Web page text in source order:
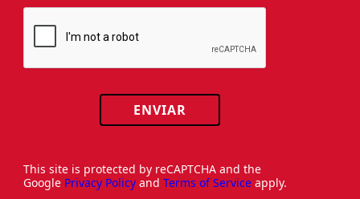
ENVIAR
This site is protected by reCAPTCHA and the
Google Privacy Policy and Terms of Service apply.